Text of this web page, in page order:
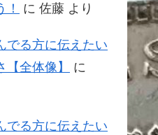
に 佐藤 より
でる方に伝えたい
全体像】
に
でる方に伝えたい